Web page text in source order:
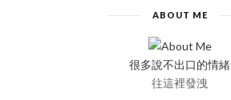
ABOUT ME
很多說不出口的情緒
往這裡發洩